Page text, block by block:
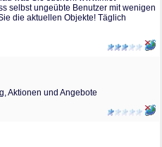
selbst ungeübte Benutzer mit wenigen
die aktuellen Objekte! Täglich
Aktionen und Angebote